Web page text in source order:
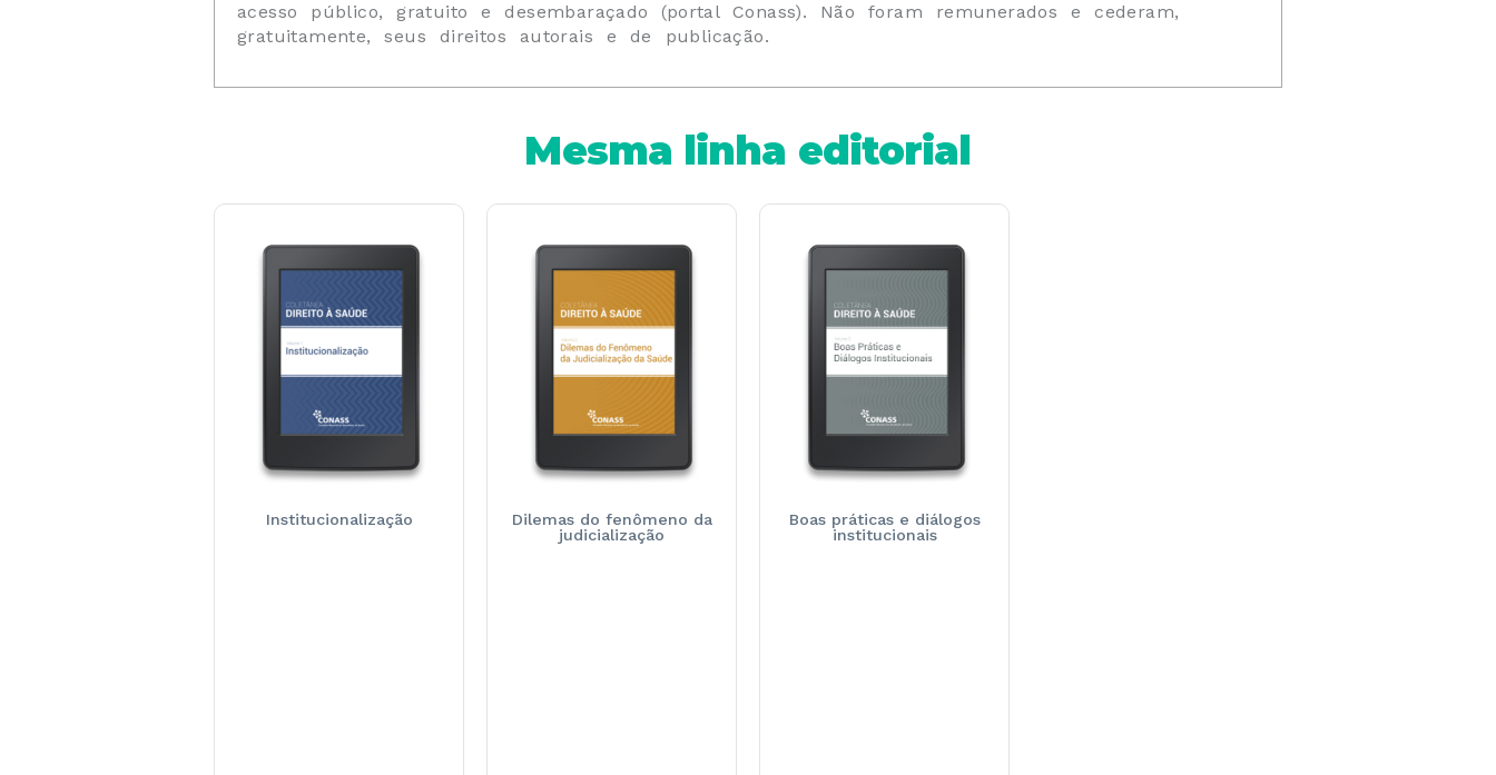
acesso público, gratuito e desembaraçado (portal Conass). Não foram remunerados e cederam,
gratuitamente, seus direitos autorais e de publicação.
Mesma linha editorial
Institucionalização
Dilemas do fenômeno da
judicialização
Boas práticas e diálogos
institucionais